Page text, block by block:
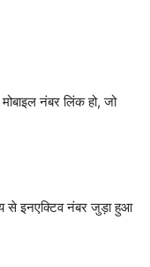
नंबर लिंक हो, जो
से इनएक्टिव नंबर जुड़ा हुआ